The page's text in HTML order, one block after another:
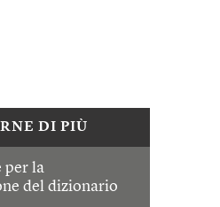
DI PIÙ
per la
del dizionario